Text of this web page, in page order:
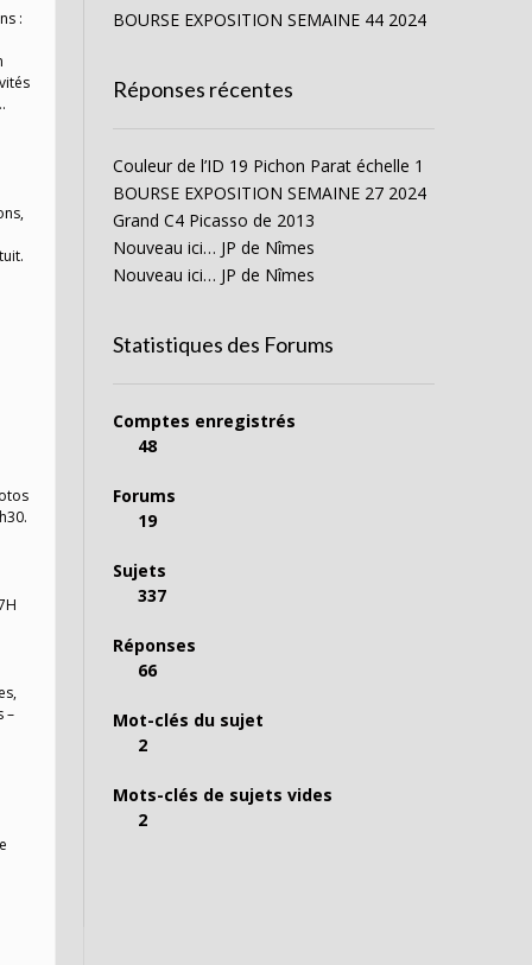
:
–
BOURSE EXPOSITION SEMAINE 44 2024
Réponses récentes
Couleur de l’ID 19 Pichon Parat échelle 1
BOURSE EXPOSITION SEMAINE 27 2024
Grand C4 Picasso de 2013
Nouveau ici… JP de Nîmes
Nouveau ici… JP de Nîmes
Statistiques des Forums
Comptes enregistrés
48
Forums
19
Sujets
337
Réponses
66
Mot-clés du sujet
2
Mots-clés de sujets vides
2